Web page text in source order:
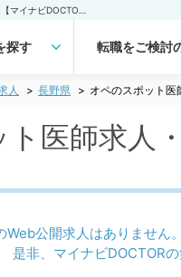
探す 転職をご検討
人 長野県 オペのスポット医
医師求人
公開求人はありません
是非、マイナビDOCTOR